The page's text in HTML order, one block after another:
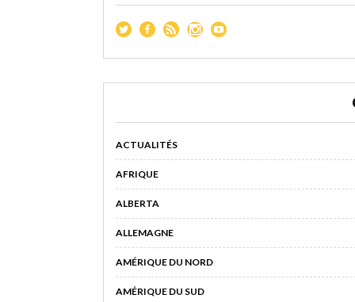
ACTUALITÉS
AFRIQUE
ALBERTA
ALLEMAGNE
AMÉRIQUE DU NORD
AMÉRIQUE DU SUD